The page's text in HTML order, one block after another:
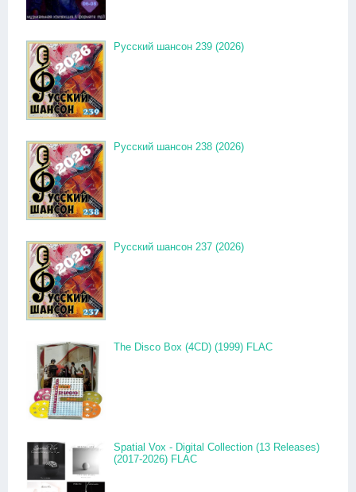
Русский шансон 239 (2026)
Русский шансон 238 (2026)
Русский шансон 237 (2026)
The Disco Box (4CD) (1999) FLAC
Spatial Vox - Digital Collection (13 Releases)
(2017-2026) FLAC